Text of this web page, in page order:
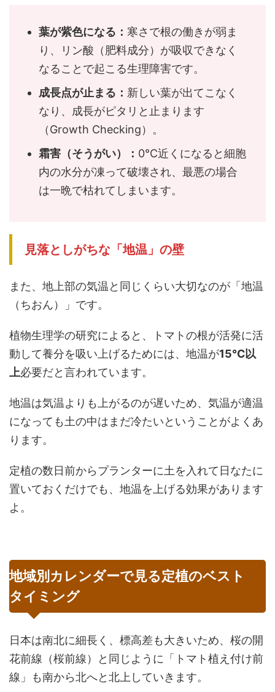
葉が紫色になる： 寒さで根の働きが弱ま
り、リン酸（肥料成分）が吸収できなく
なることで起こる生理障害です。
成長点が止まる： 新しい葉が出てこなく
なり、成長がピタリと止まります
（Growth Checking）。
霜害（そうがい）： 0℃近くになると細胞
内の水分が凍って破壊され、最悪の場合
は一晩で枯れてしまいます。
見落としがちな「地温」の壁
また、地上部の気温と同じくらい大切なのが「地温
（ちおん）」です。
植物生理学の研究によると、トマトの根が活発に活
動して養分を吸い上げるためには、地温が15℃以
上必要だと言われています。
地温は気温よりも上がるのが遅いため、気温が適温
になっても土の中はまだ冷たいということがよくあ
ります。
定植の数日前からプランターに土を入れて日なたに
置いておくだけでも、地温を上げる効果があります
よ。
地域別カレンダーで見る定植のベスト
タイミング
日本は南北に細長く、標高差も大きいため、桜の開
花前線（桜前線）と同じように「トマト植え付け前
線」も南から北へと北上していきます。